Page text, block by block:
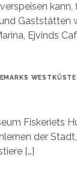
Gaststätten
Ejvinds
WESTKÜSTE
Fiskeriets
der
[…]